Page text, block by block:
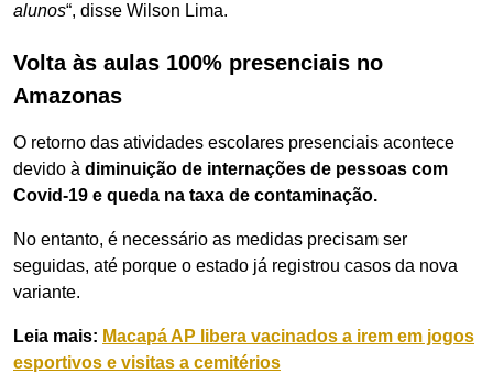
alunos“, disse Wilson Lima.
Volta às aulas 100% presenciais no
Amazonas
O retorno das atividades escolares presenciais acontece
devido à diminuição de internações de pessoas com
Covid-19 e queda na taxa de contaminação.
No entanto, é necessário as medidas precisam ser
seguidas, até porque o estado já registrou casos da nova
variante.
Leia mais: Macapá AP libera vacinados a irem em jogos
esportivos e visitas a cemitérios